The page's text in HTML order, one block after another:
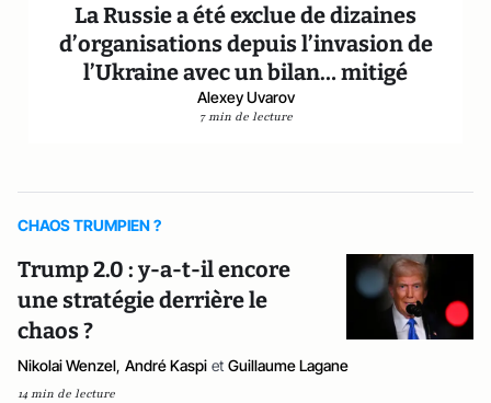
La Russie a été exclue de dizaines
d’organisations depuis l’invasion de
l’Ukraine avec un bilan… mitigé
Alexey Uvarov
7 min de lecture
CHAOS TRUMPIEN ?
Trump 2.0 : y-a-t-il encore
une stratégie derrière le
chaos ?
Nikolai Wenzel, André Kaspi et Guillaume Lagane
14 min de lecture